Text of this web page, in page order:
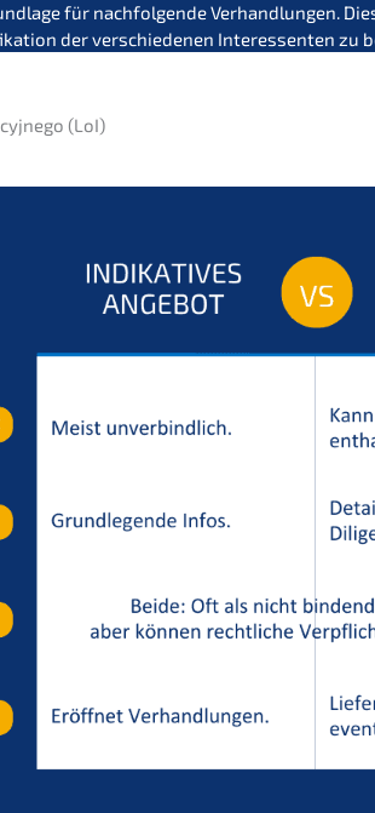
für nachfol­gen­de Verhand­lun­gen.
der verschie­de­nen Inter­es­sen­ten zu
(LoI)